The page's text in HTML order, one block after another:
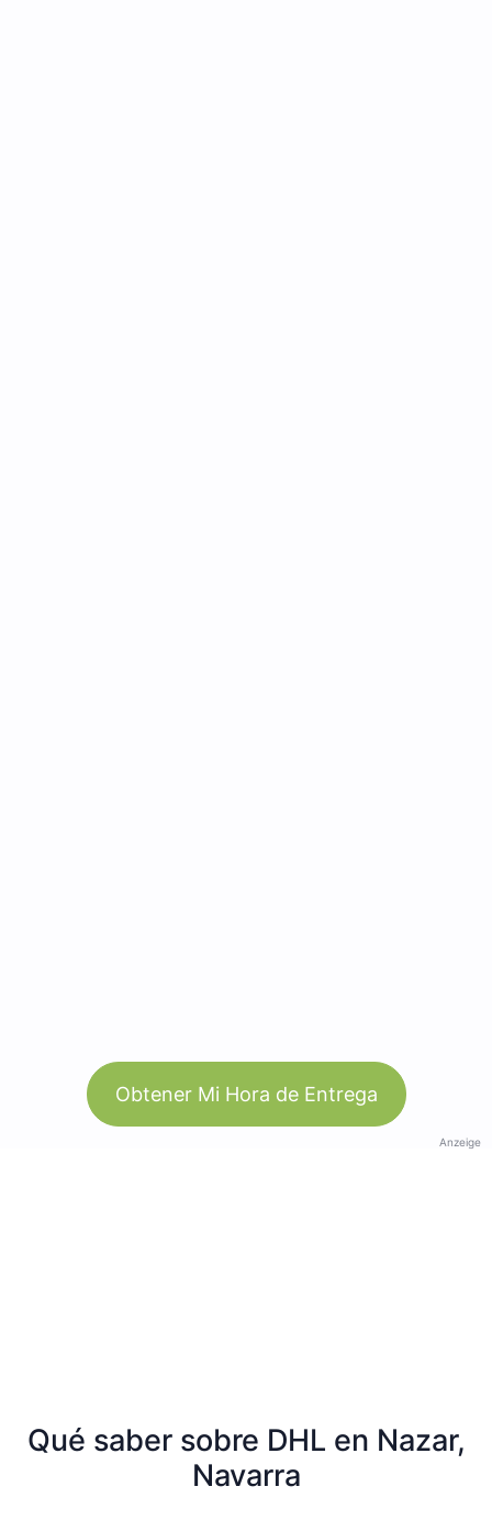
Obtener Mi Hora de Entrega
Anzeige
Qué saber sobre DHL en Nazar,
Navarra